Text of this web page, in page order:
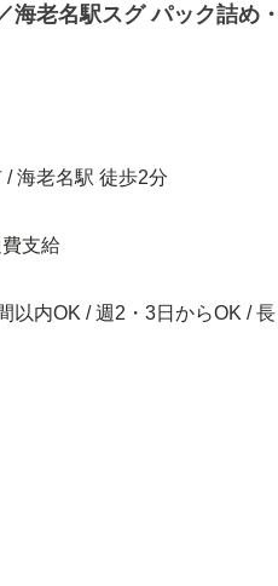
海老名駅スグ パック詰め
海老名駅 徒歩2分
支給
以内OK / 週2・3日からOK / 長